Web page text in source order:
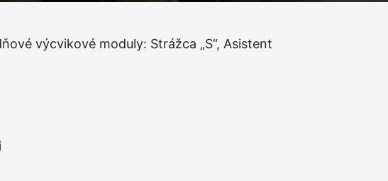
výcvikové moduly: Strážca „S“, Asistent